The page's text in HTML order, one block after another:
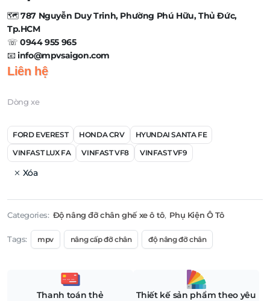
🗺️787 Nguyễn Duy Trinh, Phường Phú Hữu, Thủ Đức,
Tp.HCM
☏0944 955 965
📧info@mpvsaigon.com
Liên hệ
Dòng xe
FORD EVEREST HONDA CRV
HYUNDAI SANTA FE
VINFAST LUX FA
VINFAST VF8 VINFAST VF9
Xóa
Categories: Độ nâng đỡ chân ghế xe ô tô, Phụ Kiện Ô Tô
Tags: mpv nâng cấp đỡ chân độ nâng đỡ chân
Thanh toán thẻ
Thiết kế sản phẩm theo yêu